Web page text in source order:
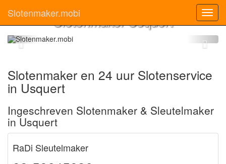
Slotenmaker.mobiSlotenmaker Usquert
Slotenmaker en 24 uur Slotenservice
in Usquert
Ingeschreven Slotenmaker & Sleutelmaker
in Usquert
RaDi Sleutelmaker